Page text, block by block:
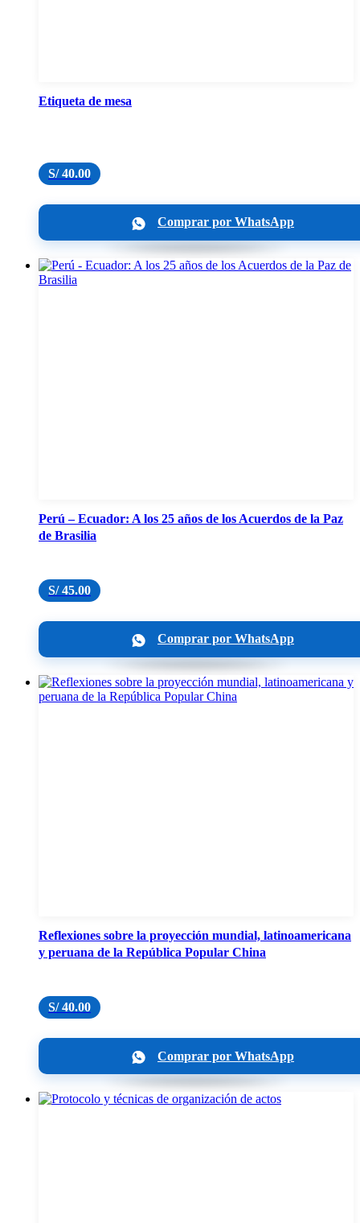
Etiqueta de mesa
S/40.00
Comprar por WhatsApp
Perú – Ecuador: A los 25 años de los Acuerdos de la Paz
de Brasilia
S/45.00
Comprar por WhatsApp
Reflexiones sobre la proyección mundial, latinoamericana
y peruana de la República Popular China
S/40.00
Comprar por WhatsApp